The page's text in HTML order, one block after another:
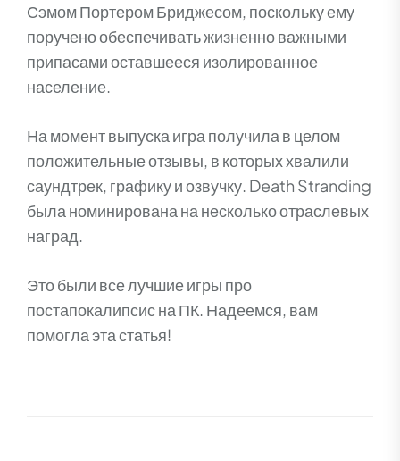
Сэмом Портером Бриджесом, поскольку ему
поручено обеспечивать жизненно важными
припасами оставшееся изолированное
население.
На момент выпуска игра получила в целом
положительные отзывы, в которых хвалили
саундтрек, графику и озвучку. Death Stranding
была номинирована на несколько отраслевых
наград.
Это были все лучшие игры про
постапокалипсис на ПК. Надеемся, вам
помогла эта статья!